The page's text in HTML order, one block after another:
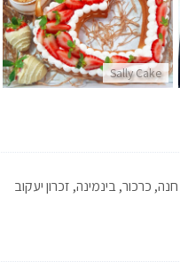
Sally Cake
כרכור, בינמינה, זכרון יעקוב